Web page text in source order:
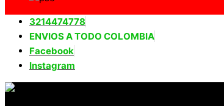
3214474778
ENVIOS A TODO COLOMBIA
Facebook
Instagram